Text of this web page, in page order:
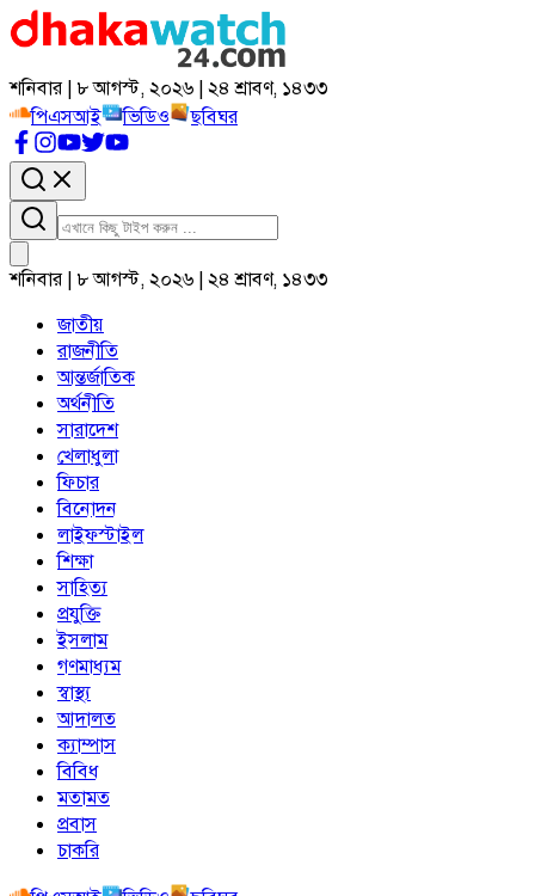
শনিবার | ৮ আগস্ট, ২০২৬ | ২৪ শ্রাবণ, ১৪৩৩
পিএসআই
ভিডিও ছবিঘর
শনিবার | ৮ আগস্ট, ২০২৬ | ২৪ শ্রাবণ, ১৪৩৩
জাতীয়
রাজনীতি
আন্তর্জাতিক
অর্থনীতি
সারাদেশ
খেলাধুলা
ফিচার
বিনোদন
লাইফস্টাইল
শিক্ষা
সাহিত্য
প্রযুক্তি
ইসলাম
গণমাধ্যম
স্বাস্থ্য
আদালত
ক্যাম্পাস
বিবিধ
মতামত
প্রবাস
চাকরি